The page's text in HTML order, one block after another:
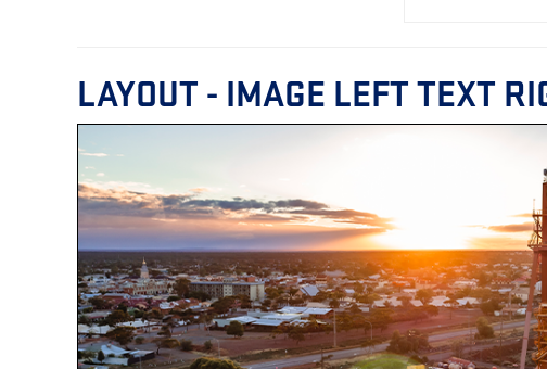
LAYOUT - IMAGE LEFT TEXT